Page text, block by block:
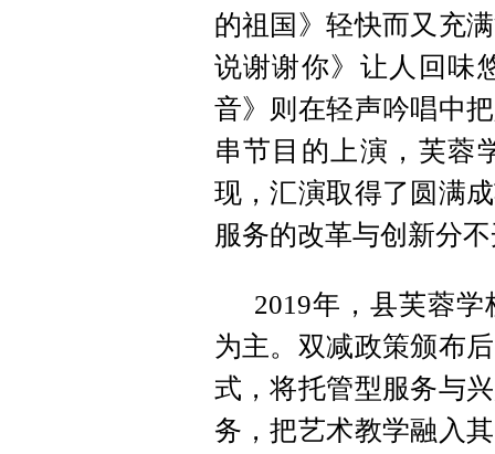
的祖国》轻快而又充
说谢谢你》让人回味
音》则在轻声吟唱中
串节目的上演，芙蓉
现，汇演取得了圆满
服务的改革与创新分
2019年，县芙蓉
为主。双减政策颁布
式，将托管型服务与
务，把艺术教学融入